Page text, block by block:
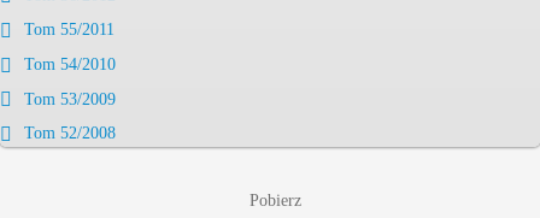
Tom 55/2011
Tom 54/2010
Tom 53/2009
Tom 52/2008
Pobierz